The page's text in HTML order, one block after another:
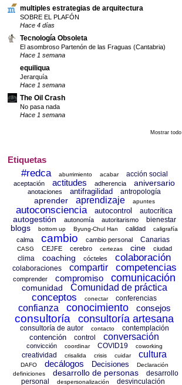
multiples estrategias de arquitectura
SOBRE EL PLAFÓN
Hace 4 días
Tecnología Obsoleta
El asombroso Partenón de las Fraguas (Cantabria)
Hace 1 semana
equiliqua
Jerarquía
Hace 1 semana
The Oil Crash
No pasa nada
Hace 1 semana
Mostrar todo
Etiquetas
#redca aburrimiento acabar acción social
aceptación actitudes adherencia aniversario
anotaciones antifragilidad antropología
aprender aprendizaje apuntes
autoconsciencia autocontrol autocrítica
autogestión autonomía autoritarismo bienestar
blogs bottom up Byung-Chul Han calidad caligrafía
calma cambio cambio personal Canarias
CASG CEJFE cerebro certezas cine ciudad
clima coaching cócteles colaboración
colaboraciones compartir competencias
comprender compromiso comunicación
comunidad Comunidad de práctica
conceptos conectar conferencias
confianza conocimiento consejos
consultoría consultoría artesana
consultoría de autor contacto contemplación
contención control conversación
convicción coordinar COVID19 coworking
creatividad crisalida crisis cuidar cultura
DAFO decálogos Decisiones
Declaración
definiciones
desarrollo de personas
desarrollo
personal
despersonalización desvinculación